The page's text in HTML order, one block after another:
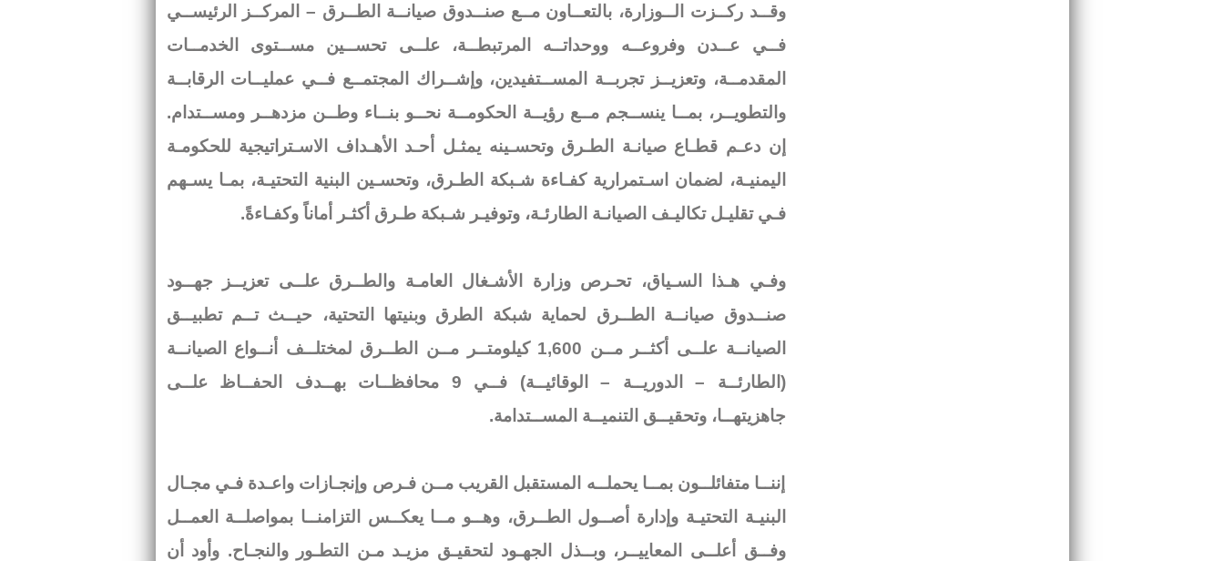
وقــد ركــزت الــوزارة، بالتعــاون مــع صنــدوق صيانــة الطــرق – المركــز الرئيســي
فــي عــدن وفروعــه ووحداتــه المرتبطــة، علــى تحســين مســتوى الخدمــات
المقدمــة، وتعزيــز تجربــة المســتفيدين، وإشــراك المجتمــع فــي عمليــات الرقابــة
والتطويــر، بمــا ينســجم مــع رؤيــة الحكومــة نحــو بنــاء وطــن مزدهــر ومســتدام.
إن دعـم قطـاع صيانـة الطـرق وتحسـينه يمثـل أحـد الأهـداف الاسـتراتيجية للحكومـة
اليمنيـة، لضمان اسـتمرارية كفـاءة شـبكة الطـرق، وتحسـين البنية التحتيـة، بمـا يسـهم
فـي تقليـل تكاليـف الصيانـة الطارئـة، وتوفيـر شـبكة طـرق أكثـر أماناً وكفـاءةً.
وفـي هـذا السـياق، تحـرص وزارة الأشـغال العامـة والطــرق علــى تعزيــز جهــود
صنــدوق صيانــة الطــرق لحماية شبكة الطرق وبنيتها التحتية، حيــث تــم تطبيــق
الصيانــة علــى أكثــر مــن 1,600 كيلومتــر مــن الطــرق لمختلــف أنــواع الصيانــة
(الطارئــة – الدوريــة – الوقائيــة) فــي 9 محافظــات بهــدف الحفــاظ علــى
جاهزيتهــا، وتحقيــق التنميــة المســتدامة.
إننــا متفائلــون بمــا يحملــه المستقبل القريب مــن فـرص وإنجـازات واعـدة فـي مجـال
البنيـة التحتيـة وإدارة أصــول الطــرق، وهــو مــا يعكــس التزامنــا بمواصلــة العمــل
وفــق أعلــى المعاييــر، وبــذل الجهـود لتحقيـق مزيـد مـن التطـور والنجـاح. وأود أن